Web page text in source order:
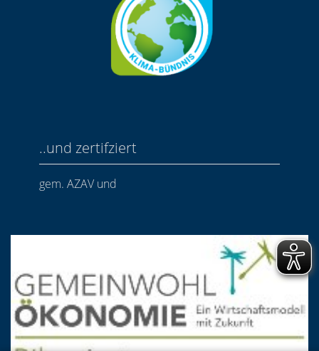
..und zertifziert
gem. AZAV und